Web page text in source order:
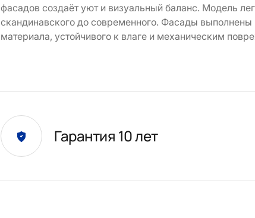
фасадов создаёт уют и визуальный баланс. Модель
скандинавского до современного. Фасады
материала, устойчивого к влаге и механическим
Гарантия 10 лет